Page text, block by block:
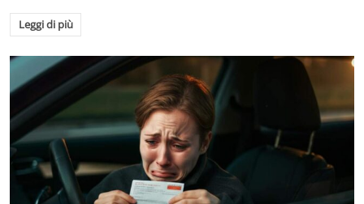
Leggi di più